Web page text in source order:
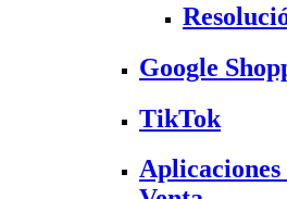
Google
TikTok
Aplicaciones